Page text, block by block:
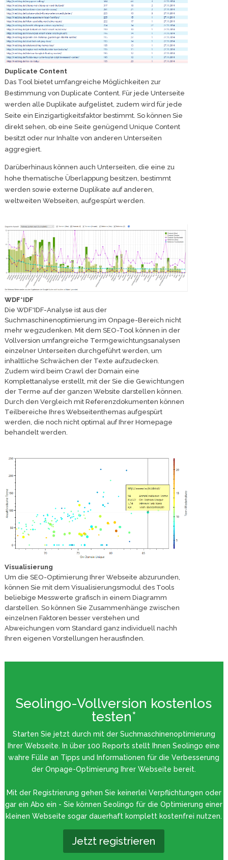
Duplicate Content
Das Tool bietet umfangreiche Möglichkeiten zur
Bestimmung von Duplicate Content. Für jede Unterseite
werden alle Duplikate aufgelistet, zudem wird für jede
Seite ein Einzigartigkeitsfaktor bestimmt. So können Sie
direkt sehen, ob eine Seite genügend Unique Content
besitzt oder nur Inhalte von anderen Unterseiten
aggregiert.
Darüberhinaus können auch Unterseiten, die eine zu
hohe thematische Überlappung besitzen, bestimmt
werden sowie externe Duplikate auf anderen,
weltweiten Webseiten, aufgespürt werden.
WDF*IDF
Die WDF*IDF-Analyse ist aus der
Suchmaschinenoptimierung im Onpage-Bereich nicht
mehr wegzudenken. Mit dem SEO-Tool können in der
Vollversion umfangreiche Termgewichtungsanalysen
einzelner Unterseiten durchgeführt werden, um
inhaltliche Schwächen der Texte aufzudecken.
Zudem wird beim Crawl der Domain eine
Komplettanalyse erstellt, mit der Sie die Gewichtungen
der Terme auf der ganzen Website darstellen können.
Durch den Vergleich mit Referenzdokumenten können
Teilbereiche Ihres Webseitenthemas aufgespürt
werden, die noch nicht optimal auf Ihrer Homepage
behandelt werden.
Visualisierung
Um die SEO-Optimierung Ihrer Webseite abzurunden,
können Sie mit dem Visualisierungsmodul des Tools
beliebige Messwerte grafisch in einem Diagramm
darstellen. So können Sie Zusammenhänge zwischen
einzelnen Faktoren besser verstehen und
Abweichungen vom Standard ganz individuell nachh
Ihren eigenen Vorstellungen herausfinden.
Seolingo-Vollversion kostenlos
testen*
Starten Sie jetzt durch mit der Suchmaschinenoptimierung
Ihrer Webseite. In über 100 Reports stellt Ihnen Seolingo eine
wahre Fülle an Tipps und Informationen für die Verbesserung
der Onpage-Optimierung Ihrer Webseite bereit.
Mit der Registrierung gehen Sie keinerlei Verpflichtungen oder
gar ein Abo ein - Sie können Seolingo für die Optimierung einer
kleinen Webseite sogar dauerhaft komplett kostenfrei nutzen.
Jetzt registrieren